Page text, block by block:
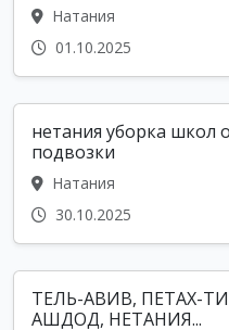
Натания
01.10.2025
нетания уборка школ
подвозки
Натания
30.10.2025
ТЕЛЬ-АВИВ, ПЕТАХ-
АШДОД, НЕТАНИЯ...